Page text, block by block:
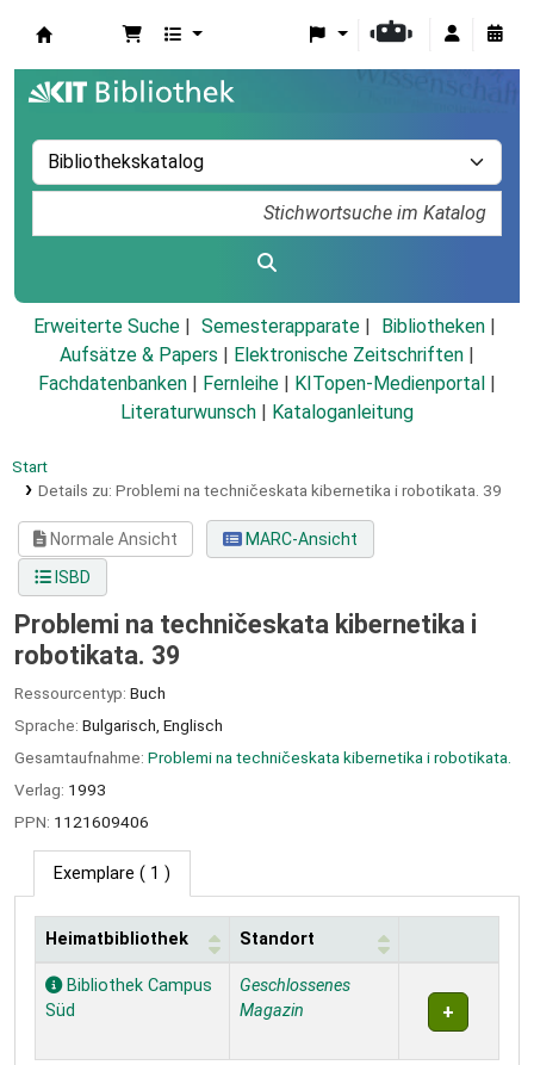
Erweiterte Suche Semesterapparate
Bibliotheken
Aufsätze & Papers
Elektronische Zeitschriften
Fachdatenbanken
Fernleihe KITopen-Medienportal
Literaturwunsch
Kataloganleitung
Start
Details zu: Problemi na techničeskata kibernetika i robotikata. 39
Normale Ansicht
MARC-Ansicht
ISBD
Problemi na techničeskata kibernetika i
robotikata. 39
Ressourcentyp: Buch
Sprache: Bulgarisch Englisch
Gesamtaufnahme: Problemi na techničeskata kibernetika i robotikata.
Verlag: 1993
PPN: 1121609406
Exemplare ( 1 )
Exemplare
Heimatbibliothek Standort
Bibliothek Campus
Süd
Geschlossenes
Magazin